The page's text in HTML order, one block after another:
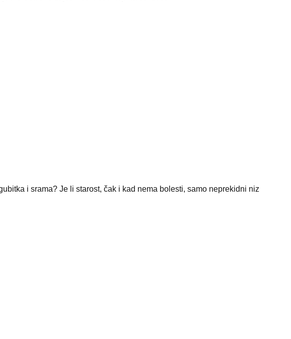
i srama? Je li starost, čak i kad nema bolesti, samo neprekidni niz